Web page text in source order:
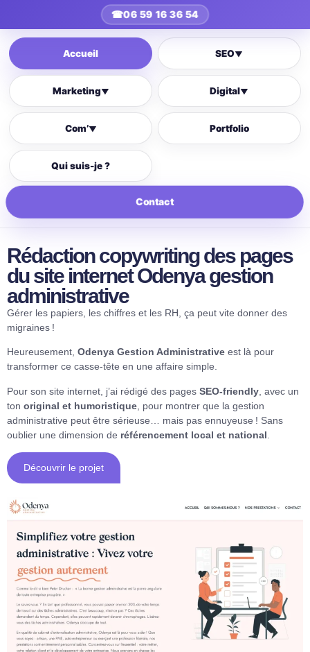
☎06 59 16 36 54
Accueil SEO▼
Marketing▼ Digital▼
Com’▼ Portfolio
Qui suis-je ?
Contact
Rédaction copywriting des pages
du site internet Odenya gestion
administrative
Gérer les papiers, les chiffres et les RH, ça peut vite donner des
migraines !
Heureusement, Odenya Gestion Administrative est là pour
transformer ce casse-tête en une affaire simple.
Pour son site internet, j’ai rédigé des pages SEO-friendly , avec un
ton original et humoristique , pour montrer que la gestion
administrative peut être sérieuse… mais pas ennuyeuse ! Sans
oublier une dimension de référencement local et national
Découvrir le projet